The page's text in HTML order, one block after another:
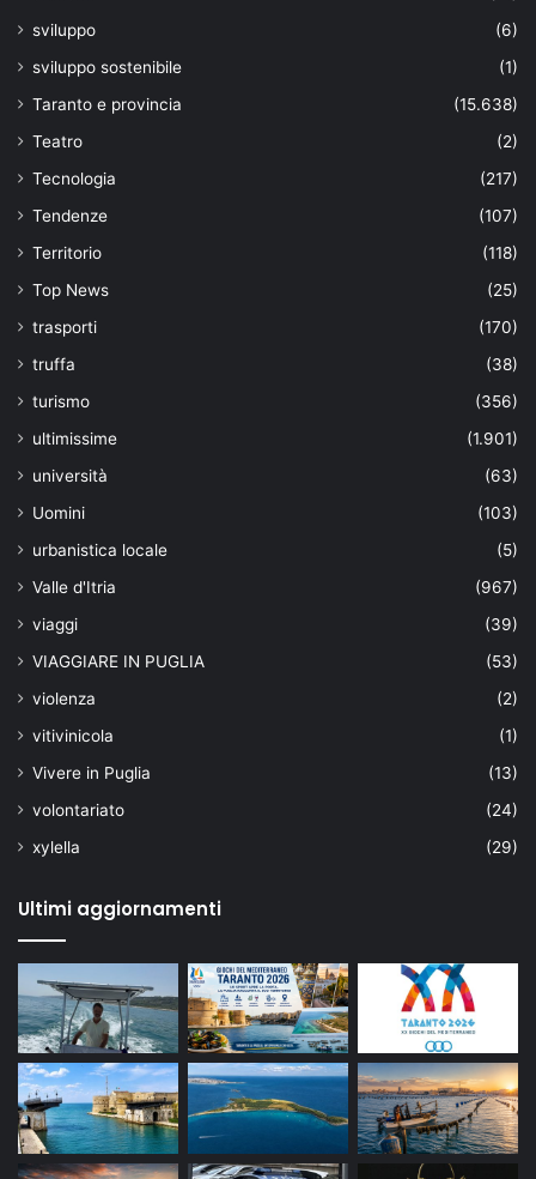
sviluppo
(6)
sviluppo sostenibile
(1)
Taranto e provincia
(15.638)
Teatro
(2)
Tecnologia
(217)
Tendenze
(107)
Territorio
(118)
Top News
(25)
trasporti
(170)
truffa
(38)
turismo
(356)
ultimissime
(1.901)
università
(63)
Uomini
(103)
urbanistica locale
(5)
Valle d'Itria
(967)
viaggi
(39)
VIAGGIARE IN PUGLIA
(53)
violenza
(2)
vitivinicola
(1)
Vivere in Puglia
(13)
volontariato
(24)
xylella
(29)
Ultimi aggiornamenti